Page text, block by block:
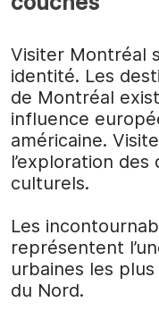
Visiter Montréal
identité. Les
de Montréal
influence
américaine.
l’exploration
culturels.
Les
représentent
urbaines les
du Nord.